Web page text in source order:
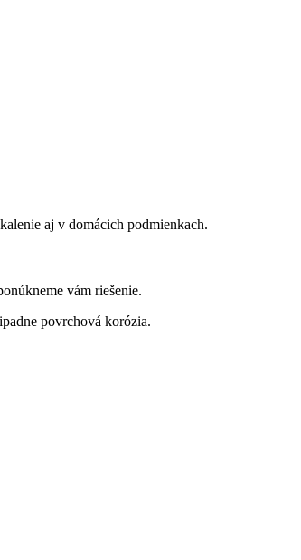
aj v domácich podmienkach.
vám riešenie.
povrchová korózia.